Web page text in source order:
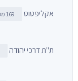
אקליפטוס 169 מטר
ת"ת דרכי יהודה